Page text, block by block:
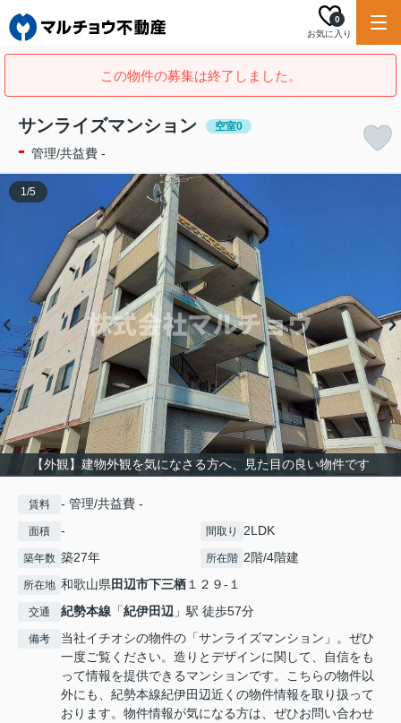
お気に入り
0
この物件の募集は終了しました。
サンライズマンション 空室0
- 管理/共益費 -
【外観】建物外観を気になさる方へ、見た目の良い物件です
1/5
賃料 - 管理/共益費 -
面積 - 間取り 2LDK
築年数 築27年 所在階 2階/4階建
所在地 和歌山県田辺市下三栖１２９-１
交通 紀勢本線 「紀伊田辺 」駅 徒歩57分
備考
当社イチオシの物件の「サンライズマンション」。ぜひ
一度ご覧ください。造りとデザインに関して、自信をも
って情報を提供できるマンションです。こちらの物件以
外にも、紀勢本線紀伊田辺近くの物件情報を取り扱って
おります。物件情報が気になる方は、ぜひお問い合わせ